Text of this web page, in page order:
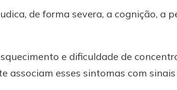
de forma severa, a cognição, a
e dificuldade de
associam esses sintomas com